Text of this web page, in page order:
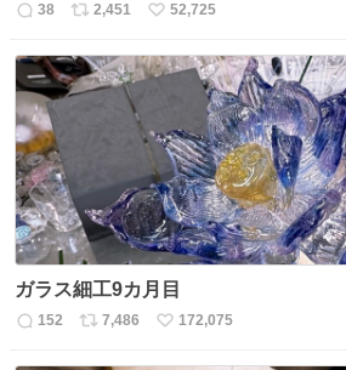
返
数
38
リ
ス
ト
2,451
い
ね
52,725
ガラス細工9カ月目
返
152
リ
7,486
い
172,075